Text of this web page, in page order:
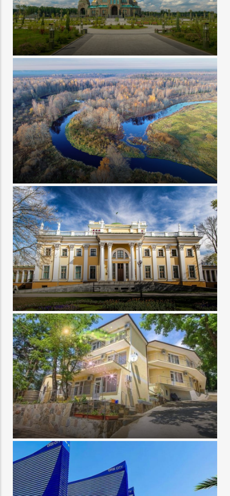
Туры в Москву из Витебска
Экскурсии по Беларуси из Минска
Экскурсии по Беларуси из Витебска
Отдых в Краснодарском крае